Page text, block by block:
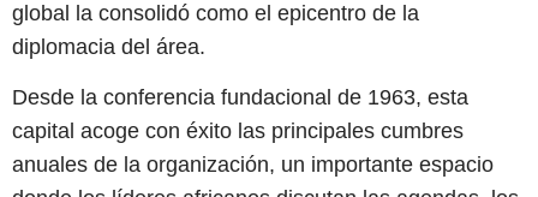
global la consolidó como el epicentro de la
diplomacia del área.
Desde la conferencia fundacional de 1963, esta
capital acoge con éxito las principales cumbres
anuales de la organización, un importante espacio